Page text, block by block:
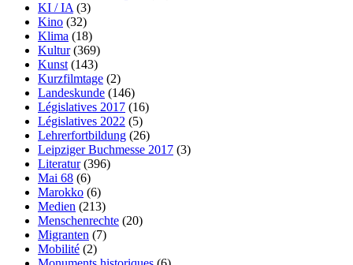
KI / IA (3)
Kino (32)
Klima (18)
Kultur(369)
Kunst (143)
Kurzfilmtage (2)
Landeskunde (146)
Législatives 2017 (16)
Législatives 2022 (5)
Lehrerfortbildung (26)
Leipziger Buchmesse 2017 (3)
Literatur(396)
Mai 68 (6)
Marokko (6)
Medien (213)
Menschenrechte (20)
Migranten (7)
Mobilité (2)